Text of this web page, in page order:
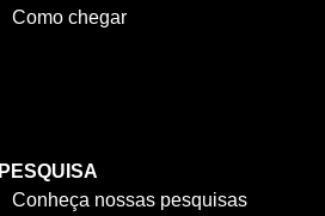
Como chegar
PESQUISA
Conheça nossas pesquisas